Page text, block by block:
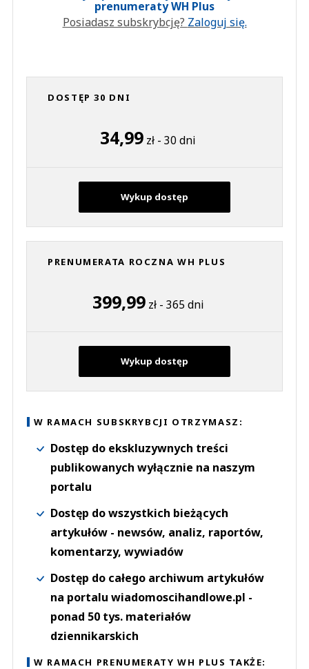
prenumeraty WH Plus
Posiadasz subskrybcję? Zaloguj się.
DOSTĘP 30 DNI
34,99 zł - 30 dni
Wykup dostęp
PRENUMERATA ROCZNA WH PLUS
399,99zł - 365 dni
Wykup dostęp
W RAMACH SUBSKRYBCJI OTRZYMASZ:
Dostęp do ekskluzywnych treści
publikowanych wyłącznie na naszym
portalu
Dostęp do wszystkich bieżących
artykułów - newsów, analiz, raportów,
komentarzy, wywiadów
Dostęp do całego archiwum artykułów
na portalu wiadomoscihandlowe.pl -
ponad 50 tys. materiałów
dziennikarskich
W RAMACH PRENUMERATY WH PLUS TAKŻE: